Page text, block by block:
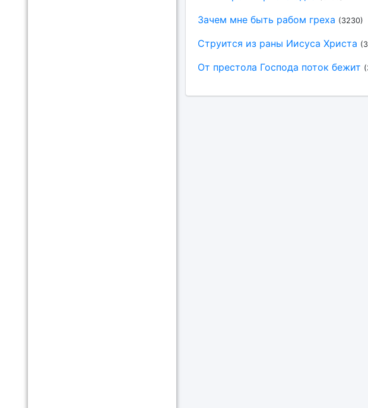
Зачем мне быть рабом греха (3230)
Струится из раны Иисуса Христа
От престола Господа поток бежит